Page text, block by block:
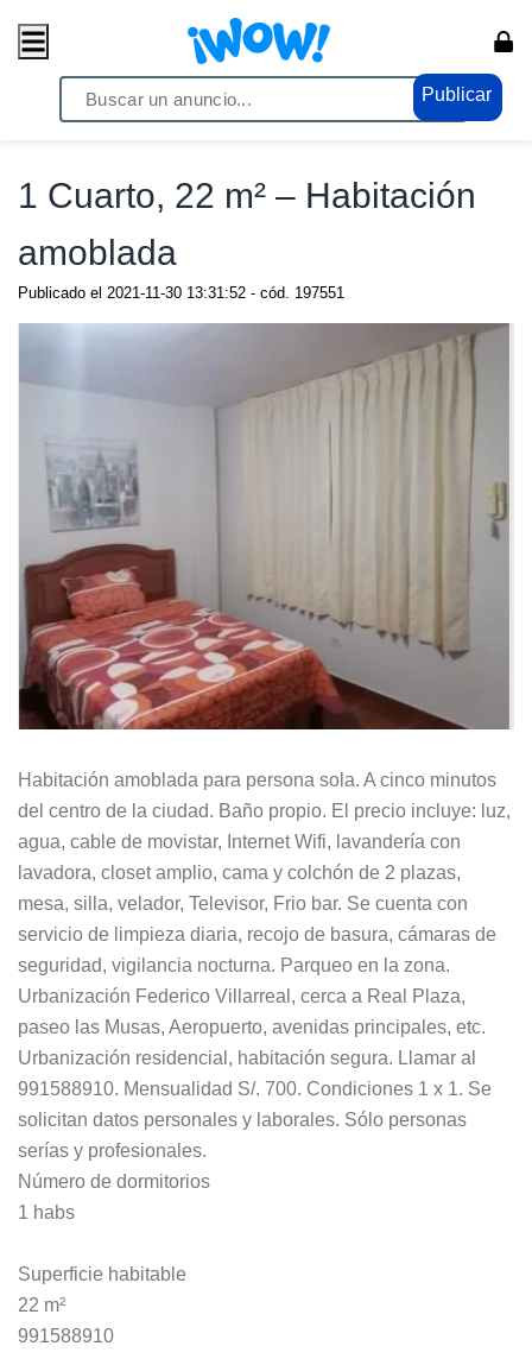
Publicar
/ Propiedades / Proyectos
1 Cuarto, 22 m² – Habitación
amoblada
Publicado el 2021-11-30 13:31:52 - cód. 197551
Habitación amoblada para persona sola. A cinco minutos
del centro de la ciudad. Baño propio. El precio incluye: luz,
agua, cable de movistar, Internet Wifi, lavandería con
lavadora, closet amplio, cama y colchón de 2 plazas,
mesa, silla, velador, Televisor, Frio bar. Se cuenta con
servicio de limpieza diaria, recojo de basura, cámaras de
seguridad, vigilancia nocturna. Parqueo en la zona.
Urbanización Federico Villarreal, cerca a Real Plaza,
paseo las Musas, Aeropuerto, avenidas principales, etc.
Urbanización residencial, habitación segura. Llamar al
991588910. Mensualidad S/. 700. Condiciones 1 x 1. Se
solicitan datos personales y laborales. Sólo personas
serías y profesionales.
Número de dormitorios
1 habs
Superficie habitable
22 m²
991588910